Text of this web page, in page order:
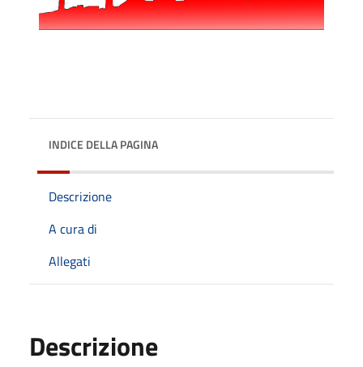
INDICE DELLA PAGINA
Descrizione
A cura di
Allegati
Descrizione